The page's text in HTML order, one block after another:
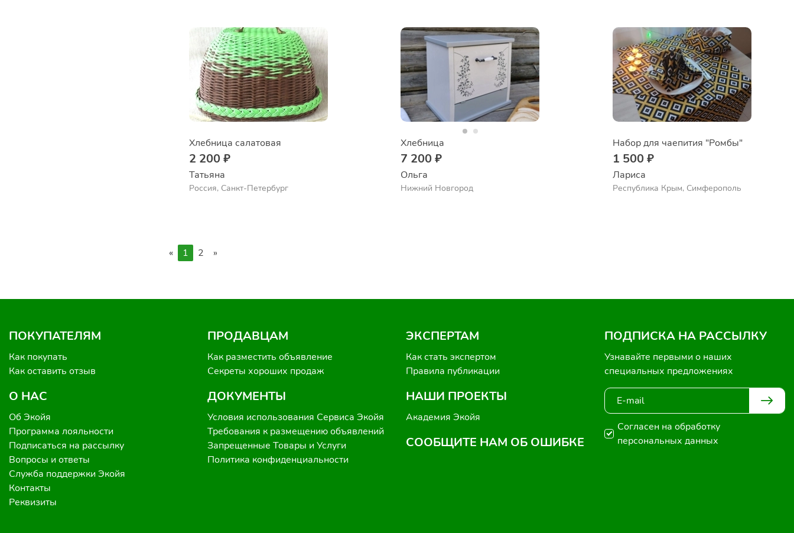
Хлебница салатовая
2 200 ₽
Татьяна
Россия, Санкт-Петербург
Хлебница
7 200 ₽
Ольга
Нижний Новгород
Набор для чаепития "Ромбы"
1 500 ₽
Лариса
Республика Крым, Симферополь
« 1 2 »
ПОКУПАТЕЛЯМ
Как покупать
Как оставить отзыв
О НАС
Об Экойя
Программа лояльности
Подписаться на рассылку
Вопросы и ответы
Служба поддержки Экойя
Контакты
Реквизиты
ПРОДАВЦАМ
Как разместить объявление
Секреты хороших продаж
ДОКУМЕНТЫ
Условия использования Сервиса Экойя
Требования к размещению объявлений
Запрещенные Товары и Услуги
Политика конфиденциальности
ЭКСПЕРТАМ
Как стать экспертом
Правила публикации
НАШИ ПРОЕКТЫ
Академия Экойя
СООБЩИТЕ НАМ ОБ ОШИБКЕ
ПОДПИСКА НА РАССЫЛКУ
Узнавайте первыми о наших
специальных предложениях
Согласен на обработку
персональных данных